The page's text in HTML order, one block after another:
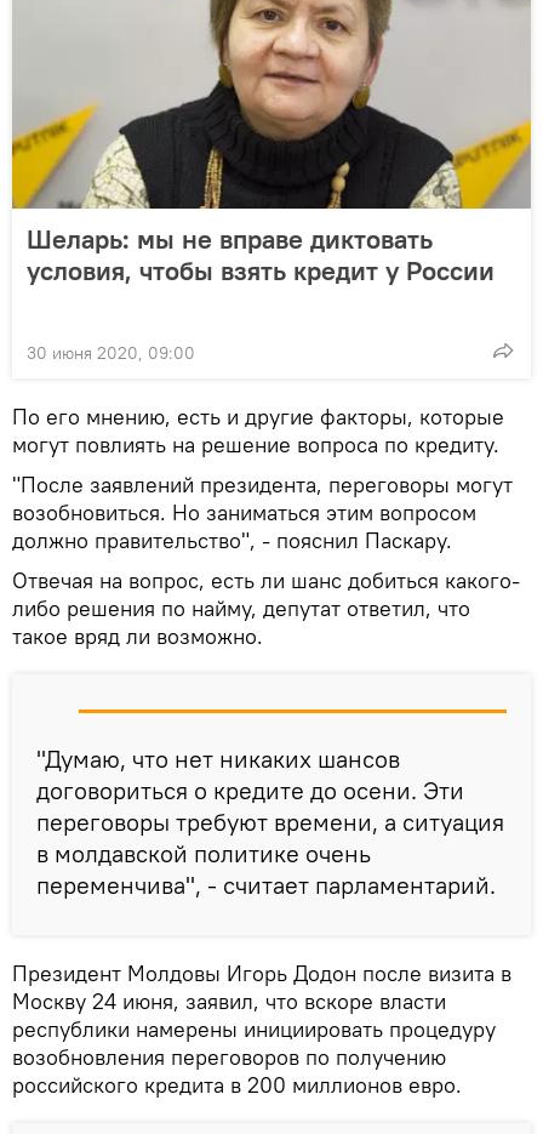
Шеларь: мы не вправе диктовать
условия, чтобы взять кредит у России
30 июня 2020, 09:00
По его мнению, есть и другие факторы, которые
могут повлиять на решение вопроса по кредиту.
"После заявлений президента, переговоры могут
возобновиться. Но заниматься этим вопросом
должно правительство", - пояснил Паскару.
Отвечая на вопрос, есть ли шанс добиться какого-
либо решения по найму, депутат ответил, что
такое вряд ли возможно.
"Думаю, что нет никаких шансов
договориться о кредите до осени. Эти
переговоры требуют времени, а ситуация
в молдавской политике очень
переменчива", - считает парламентарий.
Президент Молдовы Игорь Додон после визита в
Москву 24 июня, заявил, что вскоре власти
республики намерены инициировать процедуру
возобновления переговоров по получению
российского кредита в 200 миллионов евро.